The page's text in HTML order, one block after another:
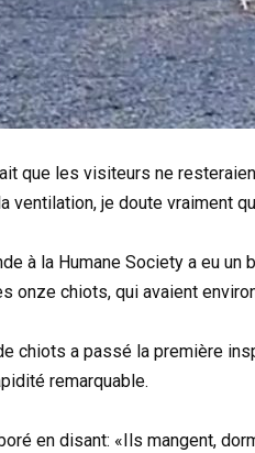
que les visiteurs ne
ventilation, je doute vraiment
à la Humane Society a eu
onze chiots, qui avaient
chiots a passé la première
remarquable.
en disant: «Ils mangent,